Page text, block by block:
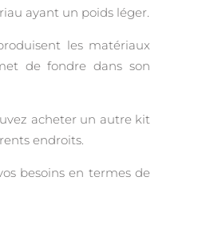
ayant un poids léger.
les matériaux
de fondre dans son
acheter un autre kit
endroits.
besoins en termes de